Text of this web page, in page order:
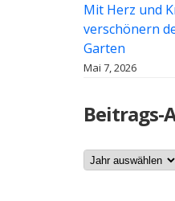
Mit Herz und
verschönern
Garten
Mai 7, 2026
Beitrags-
Archiv